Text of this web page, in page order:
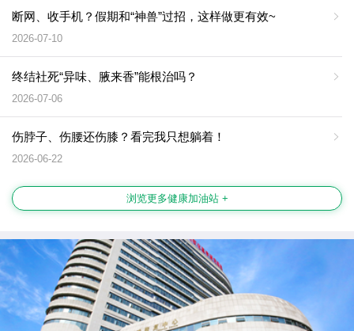
断网、收手机？假期和“神兽”过招，这样做更有效~
2026-07-10
终结社死“异味、腋来香”能根治吗？
2026-07-06
伤脖子、伤腰还伤膝？看完我只想躺着！
2026-06-22
浏览更多健康加油站 +